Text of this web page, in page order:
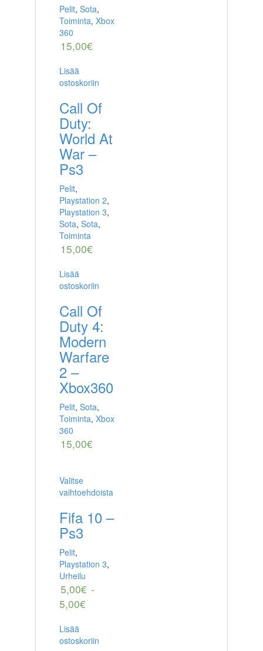
Pelit, Sota,
Toiminta, Xbox
360
15,00€
Lisää
ostoskoriin
Call Of
Duty:
World At
War –
Ps3
Pelit,
Playstation 2,
Playstation 3,
Sota, Sota,
Toiminta
15,00€
Lisää
ostoskoriin
Call Of
Duty 4:
Modern
Warfare
2 –
Xbox360
Pelit, Sota,
Toiminta, Xbox
360
15,00€
Valitse
vaihtoehdoista
Fifa 10 –
Ps3
Pelit,
Playstation 3,
Urheilu
5,00€ -
5,00€
Lisää
ostoskoriin